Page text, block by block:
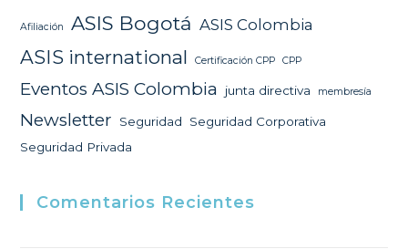
Afiliación ASIS Bogotá ASIS Colombia
ASIS international Certificación CPP CPP
Eventos ASIS Colombia junta directiva membresía
Newsletter Seguridad
Seguridad Corporativa
Seguridad Privada
Comentarios Recientes